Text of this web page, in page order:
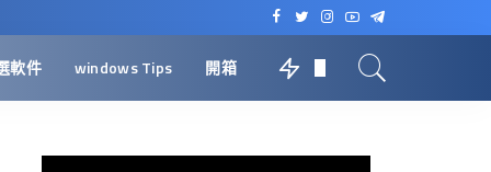
軟件 windows Tips 開箱